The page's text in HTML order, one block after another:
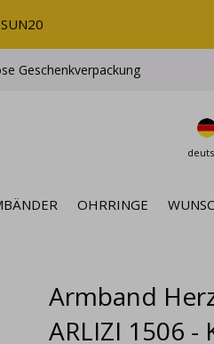
OHRRINGE
Geschenkverpackung
Armband
ARLIZI 1506 -